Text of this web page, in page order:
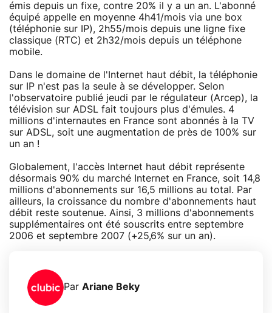
émis depuis un fixe, contre 20% il y a un an. L'abonné
équipé appelle en moyenne 4h41/mois via une box
(téléphonie sur IP), 2h55/mois depuis une ligne fixe
classique (RTC) et 2h32/mois depuis un téléphone
mobile.
Dans le domaine de l'Internet haut débit, la téléphonie
sur IP n'est pas la seule à se développer. Selon
l'observatoire publié jeudi par le régulateur (Arcep), la
télévision sur ADSL fait toujours plus d'émules. 4
millions d'internautes en France sont abonnés à la TV
sur ADSL, soit une augmentation de près de 100% sur
un an !
Globalement, l'accès Internet haut débit représente
désormais 90% du marché Internet en France, soit 14,8
millions d'abonnements sur 16,5 millions au total. Par
ailleurs, la croissance du nombre d'abonnements haut
débit reste soutenue. Ainsi, 3 millions d'abonnements
supplémentaires ont été souscrits entre septembre
2006 et septembre 2007 (+25,6% sur un an).
Par Ariane Beky